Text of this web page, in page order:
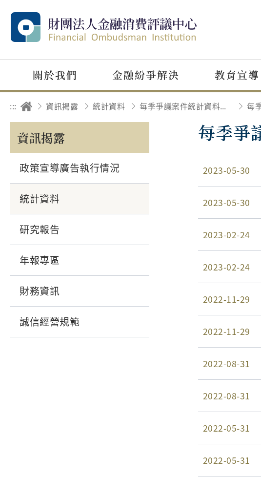
關於我們 金融紛爭解決 教育宣導
::: 資訊揭露 統計資料 每季爭議案件統計資料及統計說明
資訊揭露
政策宣導廣告執行情況
統計資料
研究報告
年報專區
財務資訊
誠信經營規範
每季爭
2023-05-30
2023-05-30
2023-02-24
2023-02-24
2022-11-29
2022-11-29
2022-08-31
2022-08-31
2022-05-31
2022-05-31